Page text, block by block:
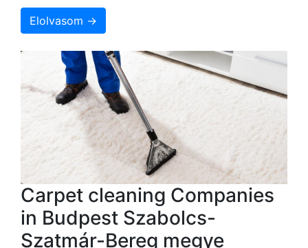
Elolvasom →
Carpet cleaning Companies
in Budpest Szabolcs-
Szatmár-Bereg megye